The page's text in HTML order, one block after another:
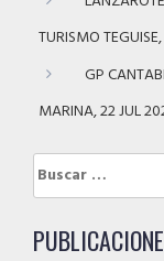
TURISMO
GP
MARINA, 22 JUL
Buscar: